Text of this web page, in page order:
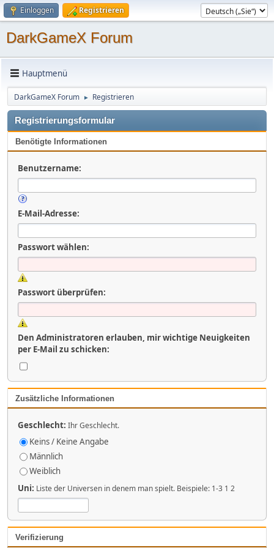
Einloggen Registrieren
DarkGameX Forum
Hauptmenü
DarkGameX Forum ► Registrieren
Registrierungsformular
Benötigte Informationen
Benutzername:
E-Mail-Adresse:
Passwort wählen:
Passwort überprüfen:
Den Administratoren erlauben, mir wichtige Neuigkeiten
per E-Mail zu schicken:
Zusätzliche Informationen
Geschlecht: Ihr Geschlecht.
Keins / Keine Angabe
Männlich
Weiblich
Uni: Liste der Universen in denem man spielt. Beispiele: 1-3 1 2
Verifizierung